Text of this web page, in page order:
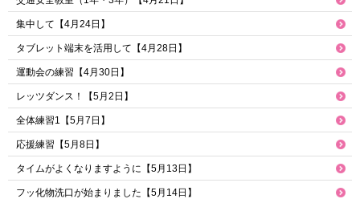
集中して【4月24日】
タブレット端末を活用して【4月28日】
運動会の練習【4月30日】
レッツダンス！【5月2日】
全体練習1【5月7日】
応援練習【5月8日】
タイムがよくなりますように【5月13日】
フッ化物洗口が始まりました【5月14日】